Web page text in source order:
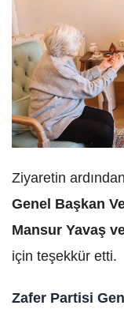
Ziyaretin
Genel Başkan
Mansur Yavaş
için teşekkür etti.
Zafer Partisi